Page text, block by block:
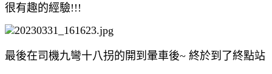
很有趣的經驗!!!
最後在司機九彎十八拐的開到暈車後~ 終於到了終點站